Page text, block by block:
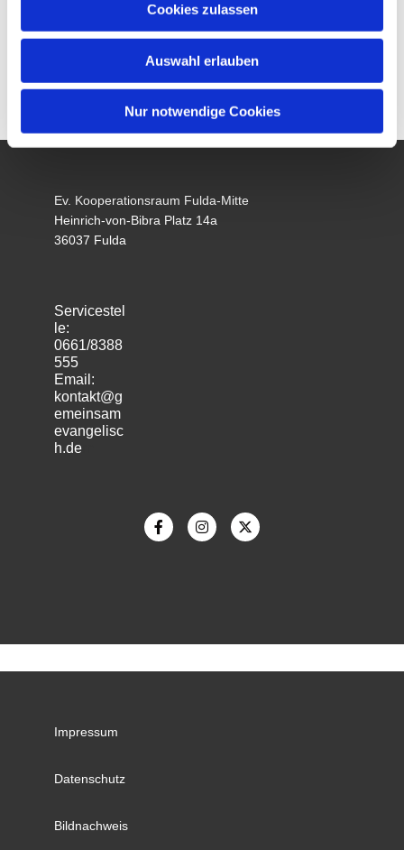
Cookies zulassen
Auswahl erlauben
Nur notwendige Cookies
Ev. Kooperationsraum Fulda-Mitte
Heinrich-von-Bibra Platz 14a
36037 Fulda
Servicestel
le:
0661/8388
555
Email:
kontakt@g
emeinsam
evangelisc
h.de
Impressum
Datenschutz
Bildnachweis